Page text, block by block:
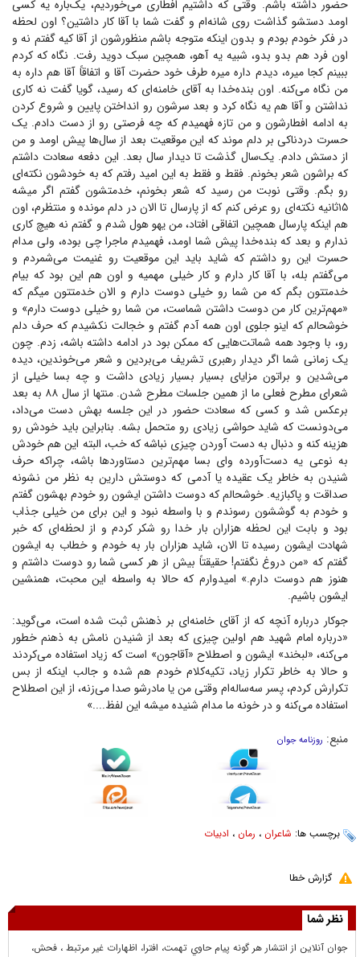
حضور داشته باشم. وقتی که داشتیم افطاری می‌خوردیم، یک‌باره یه کسی
اومد دستشو گذاشت روی شانه‌ام و گفت شما با آقا کار داشتین؟ اون لحظه
در فکر خودم بودم و بدون اینکه متوجه باشم منظورشون از آقا کیه گفتم نه و
اون فرد هم بدو بدو، شبیه یه آهو، همچین سبک دوید رفت. نگاه که کردم
ببینم کجا میره، دیدم داره میره طرف خود حضرت آقا و اتفاقاً آقا هم داره به
من نگاه می‌کنه. اون بنده‌خدا به آقای خامنه‌ای که رسید، گویا گفت نه کاری
نداشتن و آقا هم یه نگاه کرد و بعد سرشون رو انداختن پایین و شروع کردن
به ادامه افطارشون و من تازه فهمیدم که چه فرصتی رو از دست دادم. یک
حسرت دردناکی بر دلم موند که این موقعیت بعد از سال‌ها پیش اومد و من
از دستش دادم. یک‌سال گذشت تا دیدار سال بعد. این دفعه سعادت داشتم
که براشون شعر بخونم. فقط و فقط به این امید رفتم که به خودشون نکته‌ای
رو بگم. وقتی نوبت من رسید که شعر بخونم، خدمتشون گفتم اگر میشه
۱۵ثانیه نکته‌ای رو عرض کنم که از پارسال تا الان در دلم مونده و منتظرم، اون
هم اینکه پارسال همچین اتفاقی افتاد، من یهو هول شدم و گفتم نه هیچ کاری
ندارم و بعد که بنده‌خدا پیش شما اومد، فهمیدم ماجرا چی بوده، ولی مدام
حسرت این رو داشتم که شاید باید این موقعیت رو غنیمت می‌شمردم و
می‌گفتم بله، با آقا کار دارم و کار خیلی مهمیه و اون هم این بود که بیام
خدمتتون بگم که من شما رو خیلی دوست دارم و الان خدمتتون میگم که
«مهم‌ترین کار من دوست داشتن شماست، من شما رو خیلی دوست دارم» و
خوشحالم که اینو جلوی اون همه آدم گفتم و خجالت نکشیدم که حرف دلم
رو، با وجود همه شماتت‌هایی که ممکن بود در ادامه داشته باشه، زدم. چون
یک زمانی شما اگر دیدار رهبری تشریف می‌بردین و شعر می‌خوندین، دیده
می‌شدین و براتون مزایای بسیار بسیار زیادی داشت و چه بسا خیلی از
شعرای مطرح فعلی ما از همین جلسات مطرح شدن. منتها از سال ۸۸ به بعد
برعکس شد و کسی که سعادت حضور در این جلسه بهش دست می‌داد،
می‌دونست که شاید حواشی زیادی رو متحمل بشه. بنابراین باید خودش رو
هزینه کنه و دنبال به دست آوردن چیزی نباشه که خب، البته این هم خودش
به نوعی یه دست‌آورده و‌ای بسا مهم‌ترین دستاورد‌ها باشه، چراکه حرف
شنیدن به خاطر یک عقیده یا آدمی که دوستش دارین به نظر من نشونه
صداقت و پاکبازیه. خوشحالم که دوست داشتن ایشون رو خودم بهشون گفتم
و خودم به گوششون رسوندم و با واسطه نبود و این برای من خیلی جذاب
بود و بابت این لحظه هزاران بار خدا رو شکر کردم و از لحظه‌ای که خبر
شهادت ایشون رسیده تا الان، شاید هزاران بار به خودم و خطاب به ایشون
گفتم که «من دروغ نگفتم! حقیقتاً بیش از هر کسی شما رو دوست داشتم و
هنوز هم دوست دارم.» امیدوارم که حالا به واسطه این محبت، همنشین
ایشون باشیم.
جوکار درباره آنچه که از آقای خامنه‌ای بر ذهنش ثبت شده است، می‌گوید:
«درباره امام شهید هم اولین چیزی که بعد از شنیدن نامش به ذهنم خطور
می‌کنه، «لبخند» ایشون و اصطلاح «آقاجون» است که زیاد استفاده می‌کردند
و حالا به خاطر تکرار زیاد، تکیه‌کلام خودم هم شده و جالب اینکه از بس
تکرارش کردم، پسر سه‌ساله‌ام وقتی من یا مادرشو صدا می‌زنه، از این اصطلاح
استفاده می‌کنه و در خونه ما مدام شنیده میشه این لفظ....»
منبع: روزنامه جوان
برچسب ها: شاعران ، رمان ، ادبیات
گزارش خطا
نظر شما
جوان آنلاين از انتشار هر گونه پيام حاوي تهمت، افترا، اظهارات غير مرتبط ، فحش،